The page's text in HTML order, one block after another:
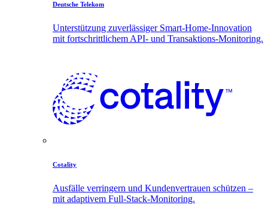
Deutsche Telekom
Unterstützung zuverlässiger Smart-Home-Innovation
mit fortschrittlichem API- und Transaktions-Monitoring.
Cotality
Ausfälle verringern und Kundenvertrauen schützen –
mit adaptivem Full-Stack-Monitoring.